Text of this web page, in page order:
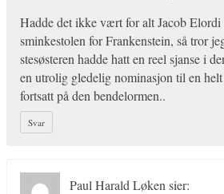
Hadde det ikke vært for alt Jacob
sminkestolen for Frankenstein, så tror
stesøsteren hadde hatt en reel sjanse i
en utrolig gledelig nominasjon til en
fortsatt på den bendelormen..
Svar
Paul Harald Løkensier: